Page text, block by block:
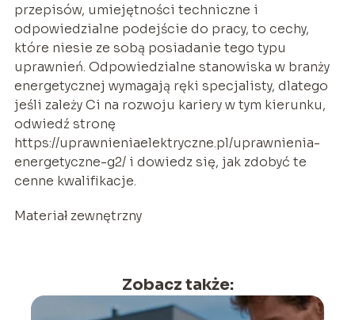
przepisów, umiejętności techniczne i
odpowiedzialne podejście do pracy, to cechy,
które niesie ze sobą posiadanie tego typu
uprawnień. Odpowiedzialne stanowiska w branży
energetycznej wymagają ręki specjalisty, dlatego
jeśli zależy Ci na rozwoju kariery w tym kierunku,
odwiedź stronę
https://uprawnieniaelektryczne.pl/uprawnienia-
energetyczne-g2/ i dowiedz się, jak zdobyć te
cenne kwalifikacje.
Materiał zewnętrzny
Zobacz także: